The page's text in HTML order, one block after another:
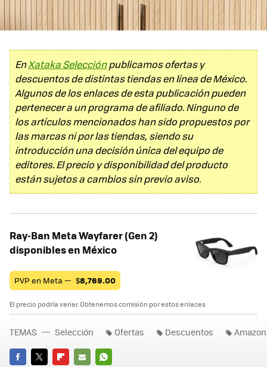
EnXataka Selecciónpublicamos ofertas y
descuentos de distintas tiendas en línea de México.
Algunos de los enlaces de esta publicación pueden
pertenecer a un programa de afiliado. Ninguno de
los artículos mencionados han sido propuestos por
las marcas ni por las tiendas, siendo su
introducción una decisión única del equipo de
editores. El precio y disponibilidad del producto
están sujetos a cambios sin previo aviso.
Ray-Ban Meta Wayfarer (Gen 2)
disponibles en México
PVP en Meta — $8,769.00
El precio podría variar. Obtenemos comisión por estos enlaces
TEMAS Selección Ofertas Descuentos